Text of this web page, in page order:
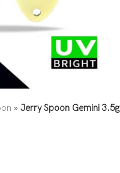
» Jerry Spoon Gemini 3.5g